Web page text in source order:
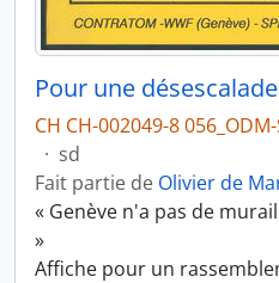
Pour une
CH CH-002049-8
· sd
Fait partie de Olivier de
« Genève n'a pas de
»
Affiche pour un